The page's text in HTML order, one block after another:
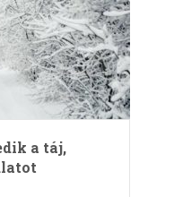
a táj,